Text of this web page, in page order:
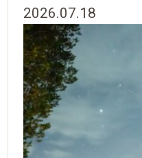
2026.07.18